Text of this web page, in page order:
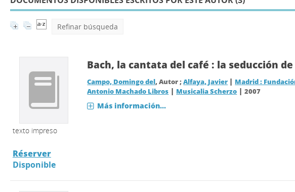
Refinar búsqueda
texto impreso
Bach, la cantata del café : la seducción
Campo, Domingo del, Autor ;Alfaya, Javier | Madrid :
Antonio Machado Libros | Musicalia Scherzo |2007
Más información...
Réserver
Disponible